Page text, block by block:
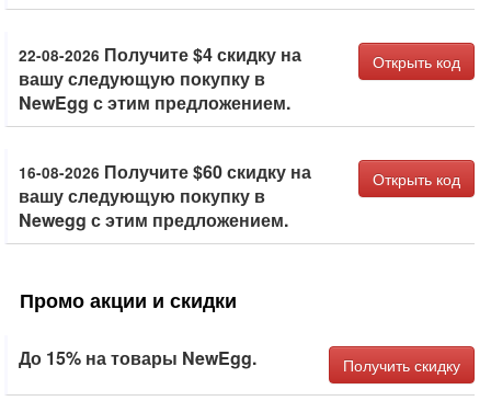
22-08-2026 Получите $4 скидку на
вашу следующую покупку в
NewEgg с этим предложением.
Открыть код
16-08-2026 Получите $60 скидку на
вашу следующую покупку в
Newegg с этим предложением.
Открыть код
Промо акции и скидки
До 15% на товары NewEgg. Получить скидку